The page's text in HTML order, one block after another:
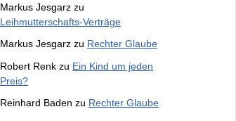
Markus Jesgarz zu
Leihmutterschafts-Verträge
Markus Jesgarz zu Rechter Glaube
Robert Renk zu Ein Kind um jeden
Preis?
Reinhard Baden zu Rechter Glaube